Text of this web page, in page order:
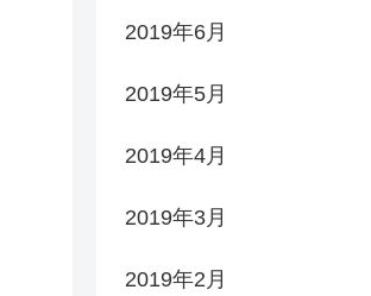
2019年6月
2019年5月
2019年4月
2019年3月
2019年2月